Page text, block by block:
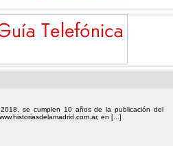
se cumplen 10 años de la publicación del
en [...]